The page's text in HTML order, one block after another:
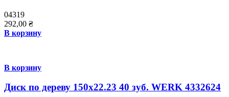
04319
292,00 ₴
В корзину
В корзину
Диск по дереву 150х22.23 40 зуб. WERK 4332624